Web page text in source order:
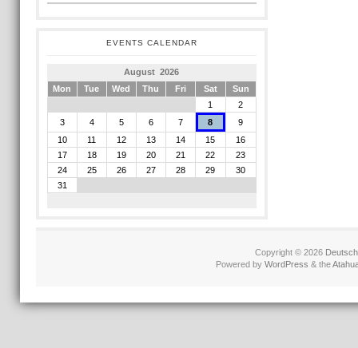
EVENTS CALENDAR
August 2026
Mon
Tue Wed Thu Fri Sat
Sun
1
2
3
4 5 6 7 8
9
10
11 12 13 14 15
16
17
18 19 20 21 22
23
24
25 26 27 28 29
30
31
Copyright © 2026
Powered by WordPress & the